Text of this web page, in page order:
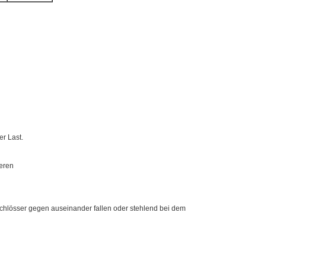
Last.
gegen auseinander fallen oder stehlend bei dem